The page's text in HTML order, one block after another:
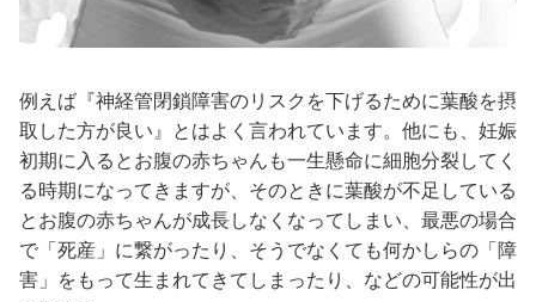
例えば『神経管閉鎖障害のリスクを下げるために葉酸を摂
取した方が良い』とはよく言われています。他にも、妊娠
初期に入るとお腹の赤ちゃんも一生懸命に細胞分裂してく
る時期になってきますが、そのときに葉酸が不足している
とお腹の赤ちゃんが成長しなくなってしまい、最悪の場合
で「死産」に繋がったり、そうでなくても何かしらの「障
害」をもって生まれてきてしまったり、などの可能性が出